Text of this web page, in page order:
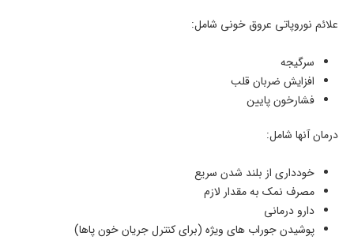
علائم نوروپاتی عروق خونی شامل:
سرگیجه
افزایش ضربان قلب
فشارخون پایین
درمان آنها شامل:
خودداری از بلند شدن سریع
مصرف نمک به مقدار لازم
دارو درمانی
پوشیدن جوراب­ های ویژه (برای کنترل جریان خون پاها)